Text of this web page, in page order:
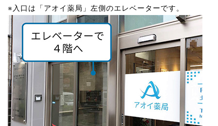
※入口は「アオイ薬局」左側のエレベーターです。